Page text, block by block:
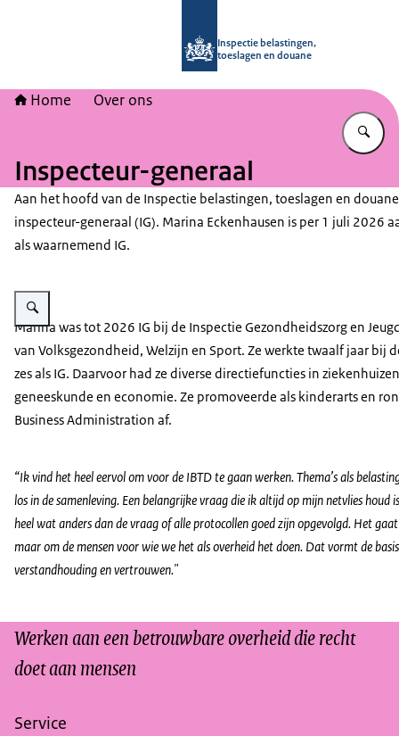
Inspectie belastingen,
toeslagen en douane
Home Over ons
Inspecteur-generaal
Aan het hoofd van de Inspectie belastingen, toeslagen en
inspecteur-generaal (IG). Marina Eckenhausen is per 1 juli 2026
als waarnemend IG.
Vergroot afbeelding Dit is Marina Eckenhausen, waarnemend inspecteur-
Marina was tot 2026 IG bij de Inspectie Gezondheidszorg en
van Volksgezondheid, Welzijn en Sport. Ze werkte twaalf jaar bij
zes als IG. Daarvoor had ze diverse directiefuncties in
geneeskunde en economie. Ze promoveerde als kinderarts en
Business Administration af.
“Ik vind het heel eervol om voor de IBTD te gaan werken. Thema’s als
los in de samenleving. Een belangrijke vraag die ik altijd op mijn netvlies houd
heel wat anders dan de vraag of alle protocollen goed zijn opgevolgd. Het
maar om de mensen voor wie we het als overheid het doen. Dat vormt de
verstandhouding en vertrouwen."
Werken aan een betrouwbare overheid die recht
doet aan mensen
Service